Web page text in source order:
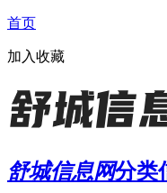
首页
加入收藏
舒城信息网分类